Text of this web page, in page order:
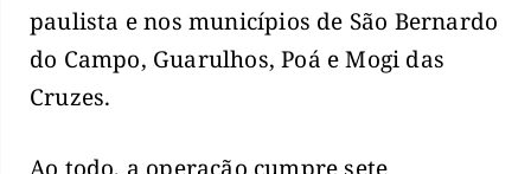
paulista e nos municípios de São Bernardo
do Campo, Guarulhos, Poá e Mogi das
Cruzes.